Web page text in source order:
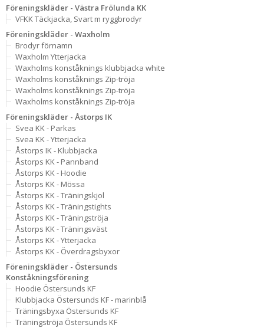
Föreningskläder - Västra Frölunda KK
VFKK Täckjacka, Svart m ryggbrodyr
Föreningskläder - Waxholm
Brodyr förnamn
Waxholm Ytterjacka
Waxholms konståknings klubbjacka white
Waxholms konståknings Zip-tröja
Waxholms konståknings Zip-tröja
Waxholms konståknings Zip-tröja
Föreningskläder - Åstorps IK
Svea KK - Parkas
Svea KK - Ytterjacka
Åstorps IK - Klubbjacka
Åstorps KK - Pannband
Åstorps KK - Hoodie
Åstorps KK - Mössa
Åstorps KK - Träningskjol
Åstorps KK - Träningstights
Åstorps KK - Träningströja
Åstorps KK - Träningsväst
Åstorps KK - Ytterjacka
Åstorps KK - Överdragsbyxor
Föreningskläder - Östersunds
Konståkningsförening
Hoodie Östersunds KF
Klubbjacka Östersunds KF - marinblå
Träningsbyxa Östersunds KF
Träningströja Östersunds KF